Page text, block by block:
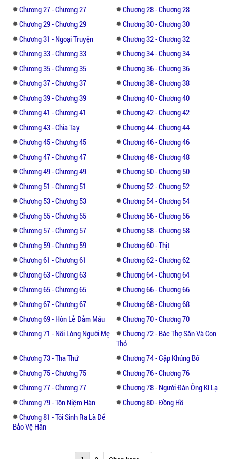
Chương 27 - Chương 27
Chương 28 - Chương 28
Chương 29 - Chương 29
Chương 30 - Chương 30
Chương 31 - Ngoại Truyện
Chương 32 - Chương 32
Chương 33 - Chương 33
Chương 34 - Chương 34
Chương 35 - Chương 35
Chương 36 - Chương 36
Chương 37 - Chương 37
Chương 38 - Chương 38
Chương 39 - Chương 39
Chương 40 - Chương 40
Chương 41 - Chương 41
Chương 42 - Chương 42
Chương 43 - Chia Tay
Chương 44 - Chương 44
Chương 45 - Chương 45
Chương 46 - Chương 46
Chương 47 - Chương 47
Chương 48 - Chương 48
Chương 49 - Chương 49
Chương 50 - Chương 50
Chương 51 - Chương 51
Chương 52 - Chương 52
Chương 53 - Chương 53
Chương 54 - Chương 54
Chương 55 - Chương 55
Chương 56 - Chương 56
Chương 57 - Chương 57
Chương 58 - Chương 58
Chương 59 - Chương 59
Chương 60 - Thịt
Chương 61 - Chương 61
Chương 62 - Chương 62
Chương 63 - Chương 63
Chương 64 - Chương 64
Chương 65 - Chương 65
Chương 66 - Chương 66
Chương 67 - Chương 67
Chương 68 - Chương 68
Chương 69 - Hôn Lễ Đẫm Máu
Chương 70 - Chương 70
Chương 71 - Nỗi Lòng Người Mẹ
Chương 72 - Bác Thợ Săn Và Con
Thỏ
Chương 73 - Tha Thứ
Chương 74 - Gặp Khủng Bố
Chương 75 - Chương 75
Chương 76 - Chương 76
Chương 77 - Chương 77
Chương 78 - Người Đàn Ông Kì Lạ
Chương 79 - Tôn Niệm Hàn
Chương 80 - Đồng Hồ
Chương 81 - Tôi Sinh Ra Là Để
Bảo Vệ Hắn